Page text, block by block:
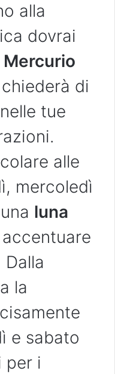
alla
dovrai
Mercurio
di
tue
alle
mercoledì
luna
la
e sabato
per i